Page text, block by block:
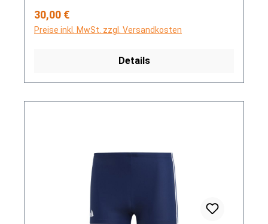
Regulärer Preis:
30,00 €
Preise inkl. MwSt. zzgl. Versandkosten
Details